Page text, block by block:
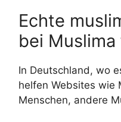
Echte
bei
In Deutschland, wo
helfen Websites wie
Menschen, andere